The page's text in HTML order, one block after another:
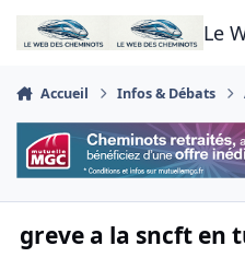
Aller au contenu
Le
Accueil Infos & Débats
greve a la sncft en